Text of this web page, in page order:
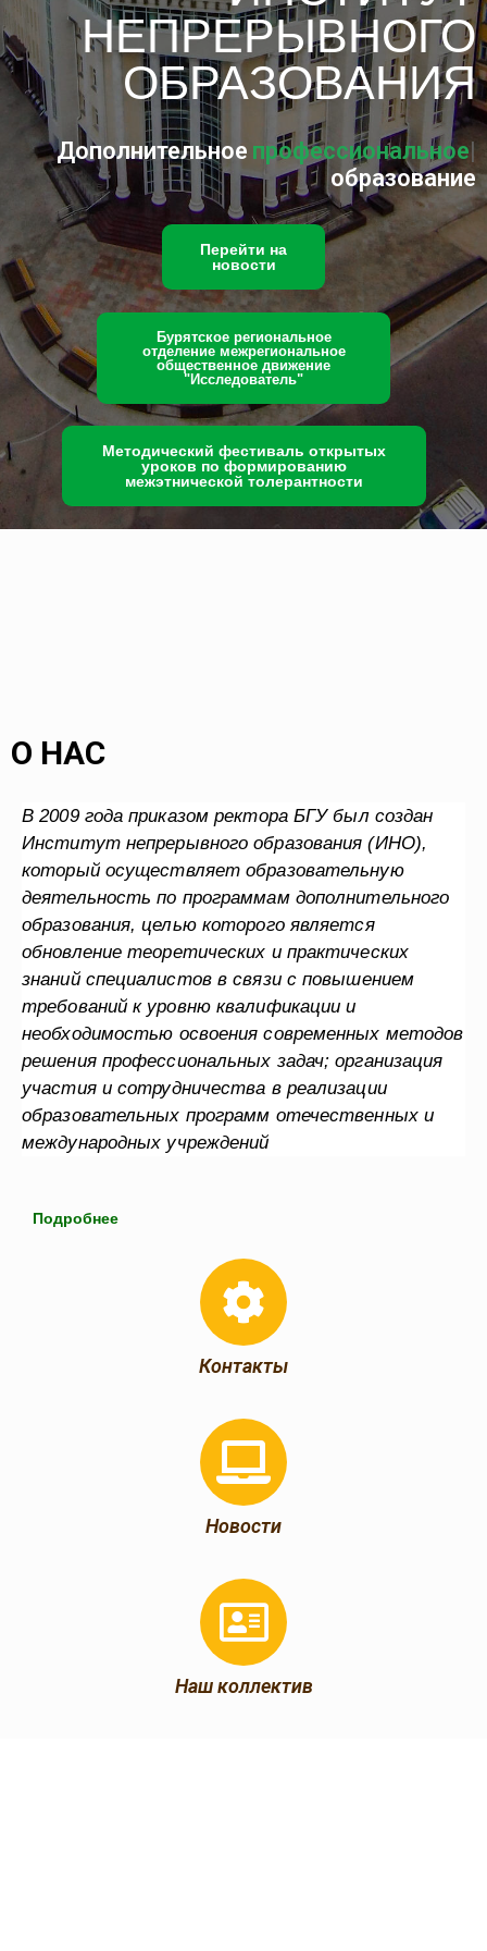
НЕПРЕРЫВНОГО
ОБРАЗОВАНИЯ
Дополнительное профессиональное|
образование
Перейти на
новости
Бурятское региональное
отделение межрегиональное
общественное движение
"Исследователь"
Методический фестиваль открытых
уроков по формированию
межэтнической толерантности
О НАС
В 2009 года приказом ректора БГУ был создан
Институт непрерывного образования (ИНО),
который осуществляет образовательную
деятельность по программам дополнительного
образования, целью которого является
обновление теоретических и практических
знаний специалистов в связи с повышением
требований к уровню квалификации и
необходимостью освоения современных методов
решения профессиональных задач; организация
участия и сотрудничества в реализации
образовательных программ отечественных и
международных учреждений
Подробнее
Контакты
Новости
Наш коллектив